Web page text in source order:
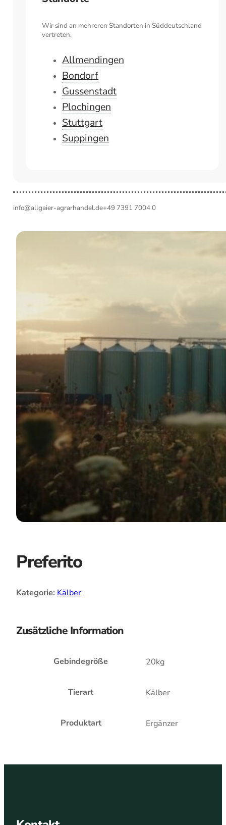
Wir sind an mehreren Standorten in Süddeutschland
vertreten.
Allmendingen
Bondorf
Gussenstadt
Plochingen
Stuttgart
Suppingen
info@allgaier-agrarhandel.de+49 7391 7004 0
Preferito
Kategorie: Kälber
Zusätzliche Information
Gebindegröße 20kg
Tierart Kälber
Produktart Ergänzer